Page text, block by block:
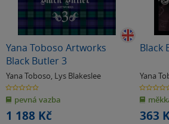
Yana Toboso Artworks
Black Butler 3
Yana Toboso, Lys Blakeslee
0.0
z
5
hvězdiček
pevná vazba
1 188 Kč
Black
Yana
0.0
z
5
hvězdiček
363